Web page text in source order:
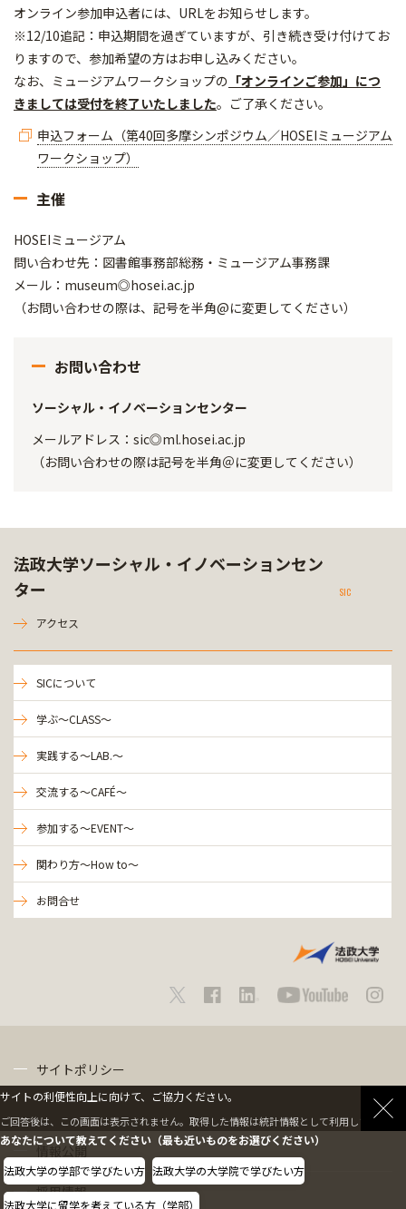
オンライン参加申込者には、URLをお知らせします。
※12/10追記：申込期間を過ぎていますが、引き続き受け付けてお
りますので、参加希望の方はお申し込みください。
なお、ミュージアムワークショップの 「オンラインご参加」につ
きましては受付を終了いたしました。ご了承ください。
申込フォーム（第40回多摩シンポジウム／HOSEIミュージアム
ワークショップ）
主催
HOSEIミュージアム
問い合わせ先：図書館事務部総務・ミュージアム事務課
メール：museum◎hosei.ac.jp
（お問い合わせの際は、記号を半角@に変更してください）
お問い合わせ
ソーシャル・イノベーションセンター
メールアドレス：sic◎ml.hosei.ac.jp
（お問い合わせの際は記号を半角＠に変更してください）
法政大学ソーシャル・イノベーションセン
ター
SIC
アクセス
SICについて
学ぶ～CLASS～
実践する～LAB.～
交流する～CAFÉ～
参加する～EVENT～
関わり方～How to～
お問合せ
サイトポリシー
情報公開
採用情報
サイトの利便性向上に向けて、ご協力ください。
ご回答後は、この画面は表示されません。取得した情報は統計情報として利用します。
あなたについて教えてください（最も近いものをお選びください）
法政大学の学部で学びたい方 法政大学の大学院で学びたい方
法政大学に留学を考えている方（学部）